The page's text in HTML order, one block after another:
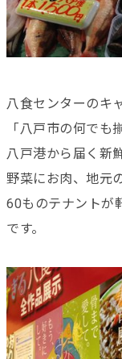
八食センターのキ
「八戸市の何でも
八戸港から届く新
野菜にお肉、地元
60ものテナントが
です。